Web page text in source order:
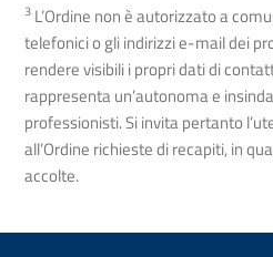
3 L’Ordine non è autorizzato a
telefonici o gli indirizzi e-mail dei
rendere visibili i propri dati di
rappresenta un’autonoma e
professionisti. Si invita pertanto
all’Ordine richieste di recapiti, in
accolte.